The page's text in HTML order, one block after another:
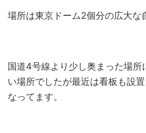
場所は東京ドーム2個分の広大な
国道4号線より少し奥まった場所
い場所でしたが最近は看板も設
なってます。